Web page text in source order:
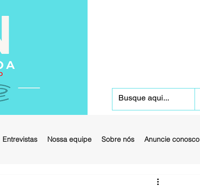
Entrevistas Nossa equipe Sobre nós Anuncie conosco